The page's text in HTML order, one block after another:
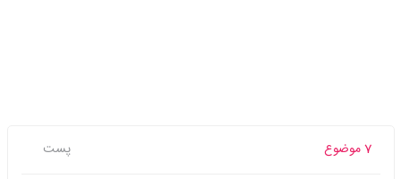
7 موضوع پست